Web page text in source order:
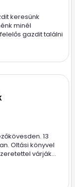
keresünk
minél
gazdit találni
13
Oltási könyvel
várják...